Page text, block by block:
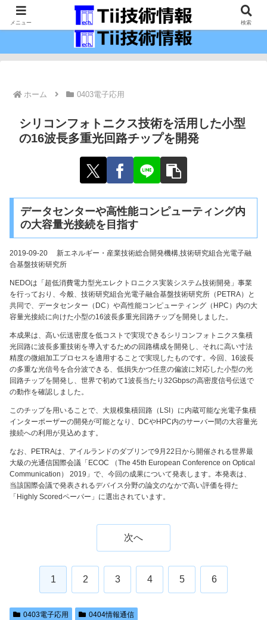
最新の科学技術の情報インフラ。
ホーム 0403電子応用
シリコンフォトニクス技術を活用した小型
の16波長多重光回路チップを開発
データセンターや高性能コンピューティング内
の大容量光接続を目指す
2019-09-20 新エネルギー・産業技術総合開発機構,技術研究組合光電子融
合基盤技術研究所
NEDOは「超低消費電力型光エレクトロニクス実装システム技術開発」事業
を行っており、今般、技術研究組合光電子融合基盤技術研究所（PETRA）と
共同で、データセンター（DC）や高性能コンピューティング（HPC）内の大
容量光接続に向けた小型の16波長多重光回路チップを開発しました。
本成果は、高い伝送密度を低コストで実現できるシリコンフォトニクス集積
光回路に波長多重技術を導入するための回路構成を開発し、それに高い寸法
精度の微細加工プロセスを適用することで実現したものです。今回、16波長
の多重な光信号を合分波できる、低損失かつ任意の偏波に対応した小型の光
回路チップを開発し、世界で初めて1波長当たり32Gbpsの高密度信号伝送で
の動作を確認しました。
このチップを用いることで、大規模集積回路（LSI）に内蔵可能な光電子集積
インターポーザーの開発が可能となり、DCやHPC内のサーバー間の大容量光
接続への利用が見込めます。
なお、PETRAは、アイルランドのダブリンで9月22日から開催される世界最
大級の光通信国際会議「ECOC （The 45th European Conference on Optical
Communication） 2019」で、今回の成果について発表します。本発表は、
当該国際会議で発表されるデバイス分野の論文のなかで高い評価を得た
「Highly Scoredペーパー」に選出されています。
次へ
1 2 3 4 5 6
0403電子応用
0404情報通信
メニュー 検索